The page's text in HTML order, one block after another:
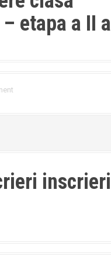
etapa a II a
inscrieri